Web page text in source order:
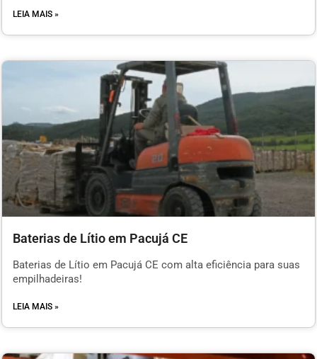
LEIA MAIS »
Baterias de Lítio em Pacujá CE
Baterias de Lítio em Pacujá CE com alta eficiência para suas
empilhadeiras!
LEIA MAIS »